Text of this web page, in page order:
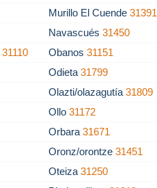
Murillo El Cuende31391
Navascués31450
31110 Obanos31151
Odieta31799
Olazti/olazagutía31809
Ollo31172
Orbara31671
Oronz/orontze31451
Oteiza31250